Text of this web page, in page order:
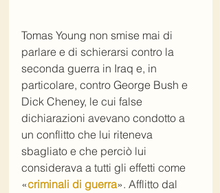
Tomas Young non smise mai di
parlare e di schierarsi contro la
seconda guerra in Iraq e, in
particolare, contro George Bush e
Dick Cheney, le cui false
dichiarazioni avevano condotto a
un conflitto che lui riteneva
sbagliato e che perciò lui
considerava a tutti gli effetti come
«criminali di guerra». Afflitto dal